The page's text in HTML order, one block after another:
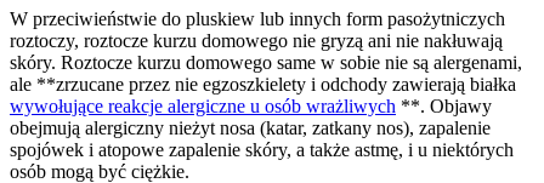
W przeciwieństwie do pluskiew lub innych form pasożytniczych
roztoczy, roztocze kurzu domowego nie gryzą ani nie nakłuwają
skóry. Roztocze kurzu domowego same w sobie nie są alergenami,
ale **zrzucane przez nie egzoszkielety i odchody zawierają białka
wywołujące reakcje alergiczne u osób wrażliwych **. Objawy
obejmują alergiczny nieżyt nosa (katar, zatkany nos), zapalenie
spojówek i atopowe zapalenie skóry, a także astmę, i u niektórych
osób mogą być ciężkie.